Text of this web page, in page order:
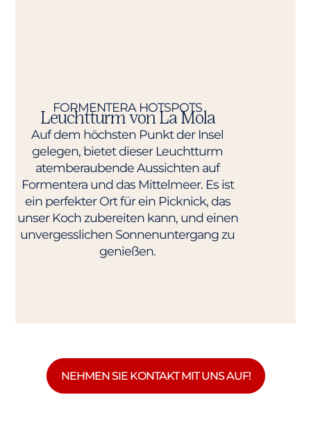
FORMENTERA HOTSPOTS​
Leuchtturm von La Mola
Auf dem höchsten Punkt der Insel
gelegen, bietet dieser Leuchtturm
atemberaubende Aussichten auf
Formentera und das Mittelmeer. Es ist
ein perfekter Ort für ein Picknick, das
unser Koch zubereiten kann, und einen
unvergesslichen Sonnenuntergang zu
genießen.
NEHMEN SIE KONTAKT MIT UNS AUF!